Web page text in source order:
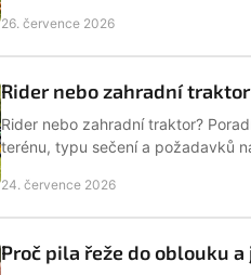
26. července 2026
Rider nebo zahradní
Rider nebo zahradní traktor?
terénu, typu sečení a požadavků
24. července 2026
Proč pila řeže do oblouku